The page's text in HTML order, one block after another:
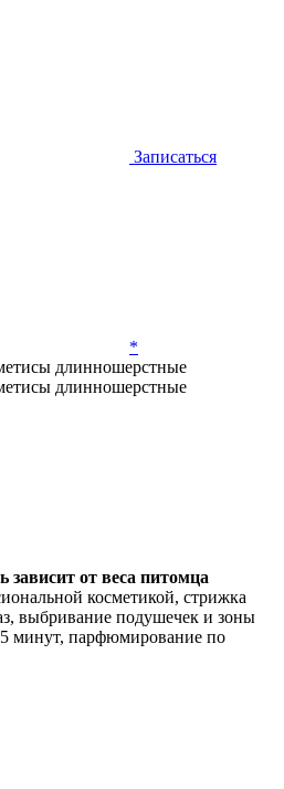
Записаться
*
длинношерстные
длинношерстные
зависит от веса питомца
косметикой, стрижка
выбривание подушечек и зоны
минут, парфюмирование по